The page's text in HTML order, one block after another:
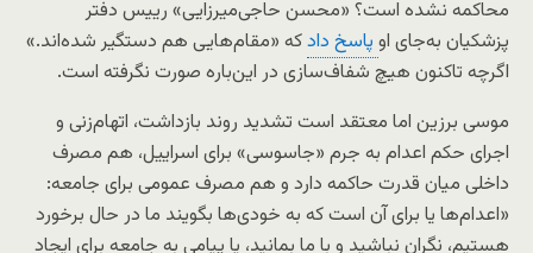
محاکمه نشده است؟ «محسن حاجی‌میرزایی» رییس دفتر
پزشکیان به‌جای او پاسخ دادکه «مقام‌هایی هم دستگیر شده‌اند.»
اگرچه تاکنون هیچ شفاف‌سازی در این‌باره صورت نگرفته است.
موسی برزین اما معتقد است تشدید روند بازداشت، اتهام‌زنی و
اجرای حکم اعدام به جرم «جاسوسی» برای اسراییل، هم مصرف
داخلی میان قدرت حاکمه دارد و هم مصرف عمومی برای جامعه:
«اعدام‌ها یا برای آن‌ است که به خودی‌ها بگویند ما در حال برخورد
هستیم، نگران نباشید و با ما بمانید، یا پیامی به جامعه برای ایجاد